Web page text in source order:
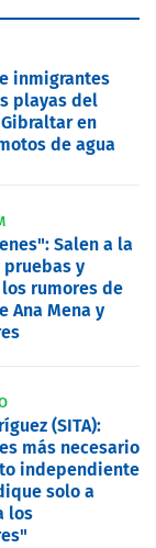
inmigrantes
playas del
en
de agua
Salen a la
pruebas y
rumores de
Ana Mena y
(SITA):
más necesario
independiente
solo a
los